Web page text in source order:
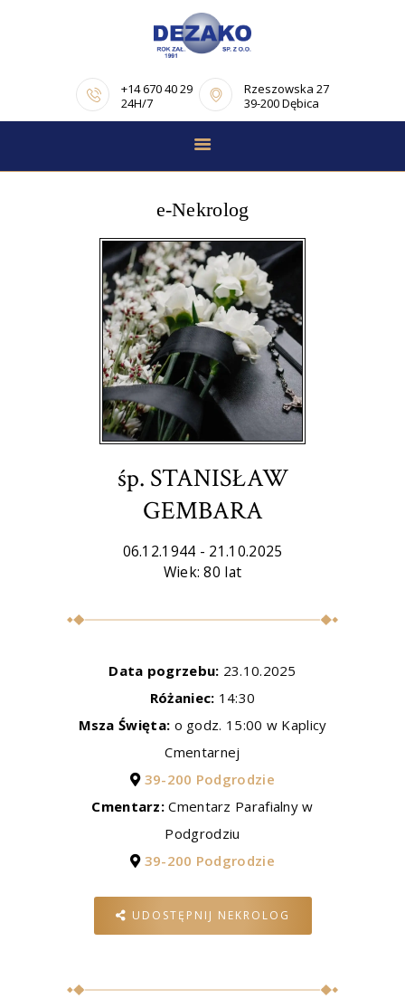
+14 670 40 29
24H/7
Rzeszowska 27
39-200 Dębica
STRONA GŁÓWNA
OFERTA
PORADNIK
POGRZEBOWY
OPINIE
KONTAKT
e-Nekrolog
śp. STANISŁAW
GEMBARA
06.12.1944 - 21.10.2025
Wiek: 80 lat
Data pogrzebu: 23.10.2025
Różaniec: 14:30
Msza Święta: o godz. 15:00 w Kaplicy
Cmentarnej
39-200 Podgrodzie
Cmentarz: Cmentarz Parafialny w
Podgrodziu
39-200 Podgrodzie
UDOSTĘPNIJ NEKROLOG